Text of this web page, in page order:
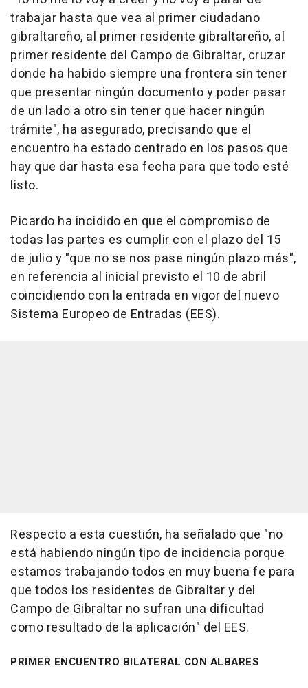
trabajar hasta que vea al primer ciudadano
gibraltareño, al primer residente gibraltareño, al
primer residente del Campo de Gibraltar, cruzar
donde ha habido siempre una frontera sin tener
que presentar ningún documento y poder pasar
de un lado a otro sin tener que hacer ningún
trámite", ha asegurado, precisando que el
encuentro ha estado centrado en los pasos que
hay que dar hasta esa fecha para que todo esté
listo.
Picardo ha incidido en que el compromiso de
todas las partes es cumplir con el plazo del 15
de julio y "que no se nos pase ningún plazo más",
en referencia al inicial previsto el 10 de abril
coincidiendo con la entrada en vigor del nuevo
Sistema Europeo de Entradas (EES).
Respecto a esta cuestión, ha señalado que "no
está habiendo ningún tipo de incidencia porque
estamos trabajando todos en muy buena fe para
que todos los residentes de Gibraltar y del
Campo de Gibraltar no sufran una dificultad
como resultado de la aplicación" del EES.
PRIMER ENCUENTRO BILATERAL CON ALBARES